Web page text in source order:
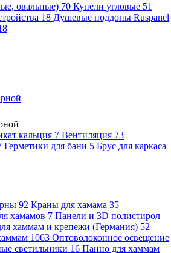
овальные) 70 Купели угловые 51
18 Душевые поддоны Ruspanel
кальция 7 Вентиляция 73
Герметики для бани 5 Брус для каркаса
92 Краны для хамама 35
хамамов 7 Панели и 3D полистирол
хаммам и крепежи (Германия) 52
1063 Оптоволоконное освещение
светильники 16 Панно для хаммам